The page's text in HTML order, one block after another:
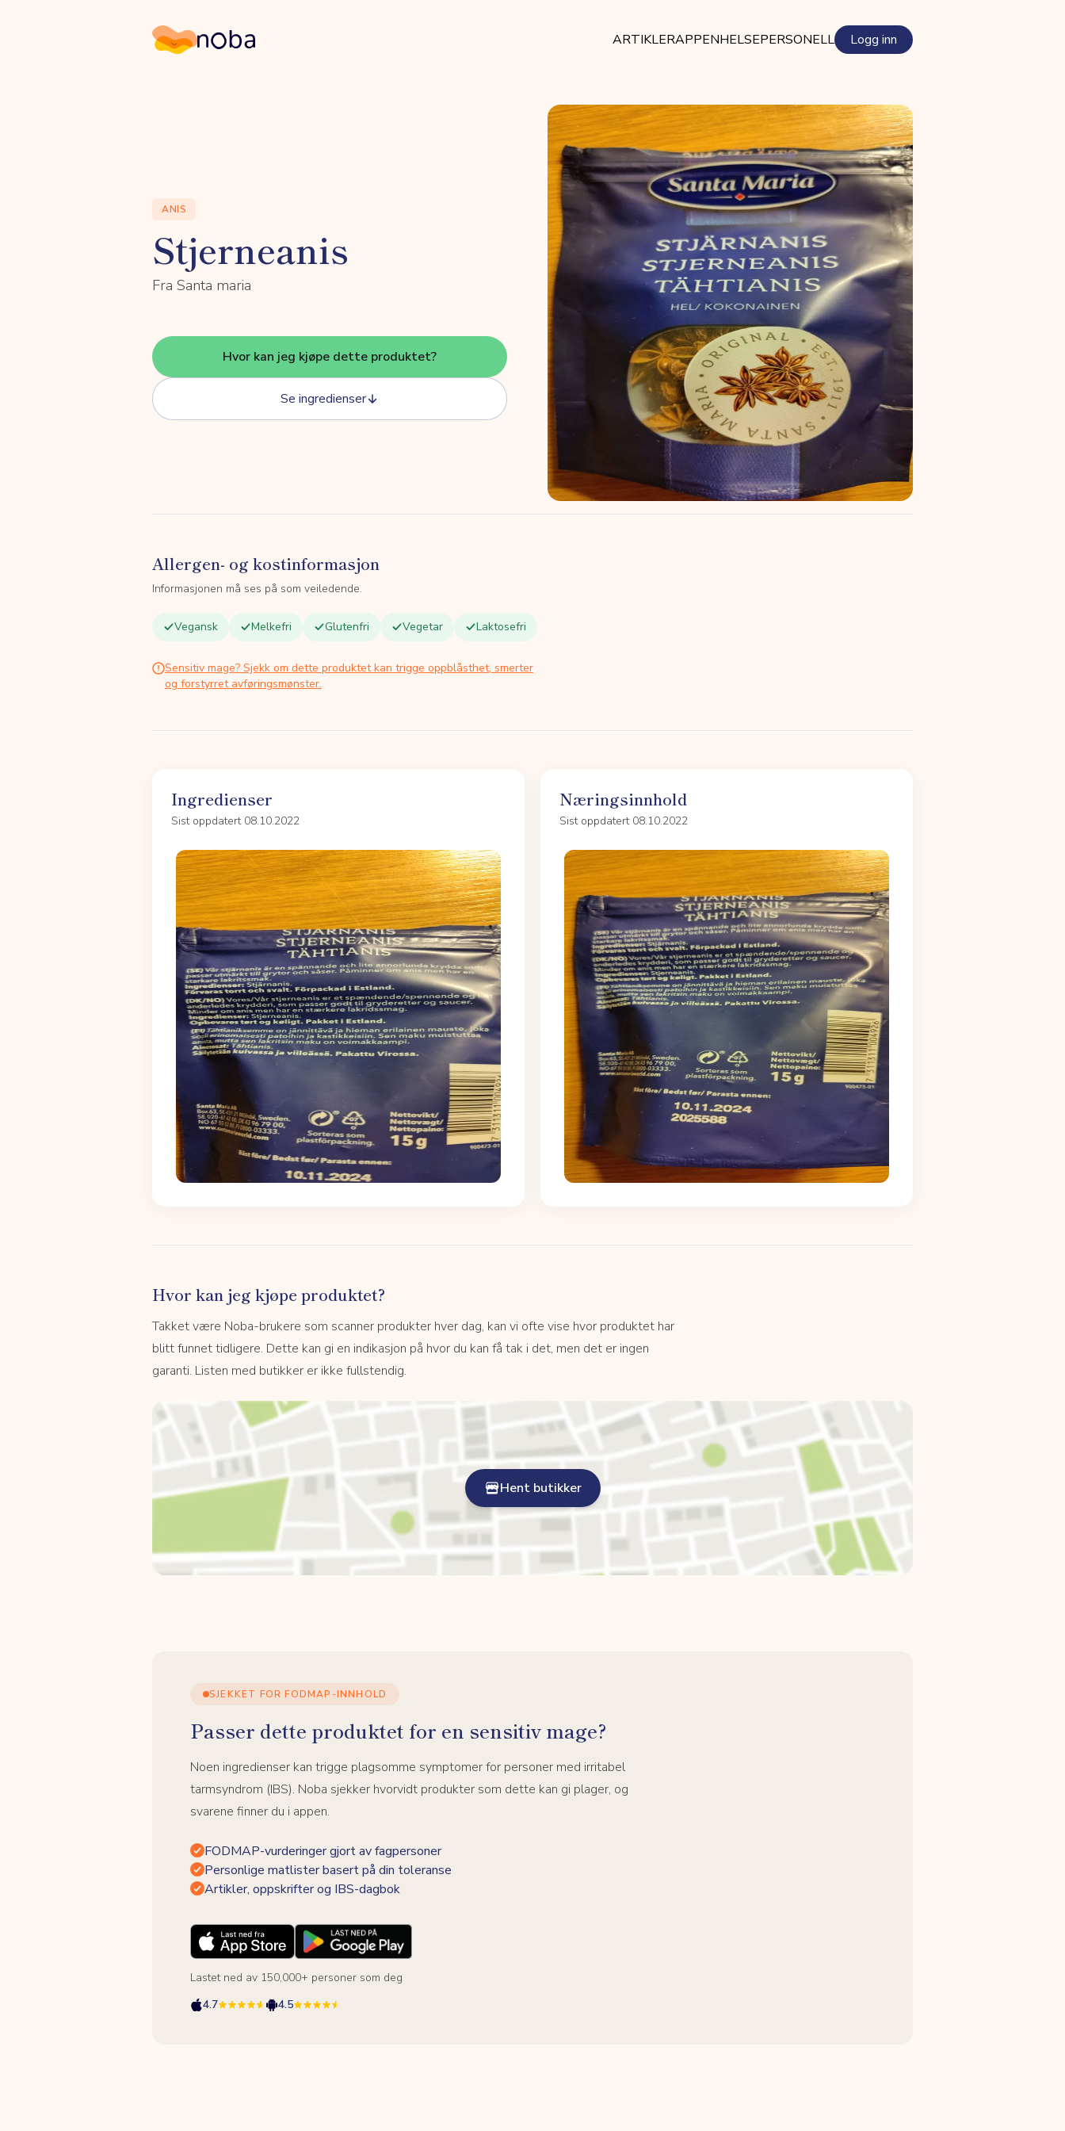
Noba ARTIKLERAPPENHELSEPERSONELL Logg inn
ANIS
Stjerneanis
Fra Santa maria
Hvor kan jeg kjøpe dette produktet?
Se ingredienser
Allergen- og kostinformasjon
Informasjonen må ses på som veiledende.
Vegansk Melkefri Glutenfri Vegetar Laktosefri
Sensitiv mage? Sjekk om dette produktet kan trigge oppblåsthet, smerter
og forstyrret avføringsmønster.
Ingredienser
Sist oppdatert 08.10.2022
Næringsinnhold
Sist oppdatert 08.10.2022
Hvor kan jeg kjøpe produktet?
Takket være Noba-brukere som scanner produkter hver dag, kan vi ofte vise hvor produktet har
blitt funnet tidligere. Dette kan gi en indikasjon på hvor du kan få tak i det, men det er ingen
garanti. Listen med butikker er ikke fullstendig.
Hent butikker
SJEKKET FOR FODMAP-INNHOLD
Passer dette produktet for en sensitiv mage?
Noen ingredienser kan trigge plagsomme symptomer for personer med irritabel
tarmsyndrom (IBS). Noba sjekker hvorvidt produkter som dette kan gi plager, og
svarene finner du i appen.
FODMAP-vurderinger gjort av fagpersoner
Personlige matlister basert på din toleranse
Artikler, oppskrifter og IBS-dagbok
Lastet ned av 150,000+ personer som deg
4.7
4.5